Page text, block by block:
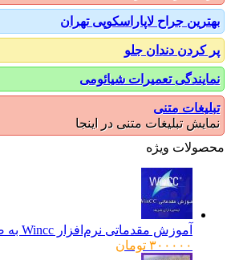
جراح لاپاراسکوپی تهران
دندان جلو
تعمیرات شیائومی
متنی
تبلیغات متنی در اینجا
ویژه
آموزش مقدماتی نرم‌افزار Wincc به صورت تصویری
۳۰۰۰۰۰ تومان